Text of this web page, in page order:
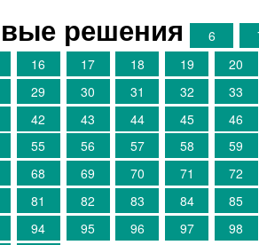
решения 6
16 17 18 19 20
29 30 31 32 33
42 43 44 45 46
55 56 57 58 59
68 69 70 71 72
81 82 83 84 85
94 95 96 97 98